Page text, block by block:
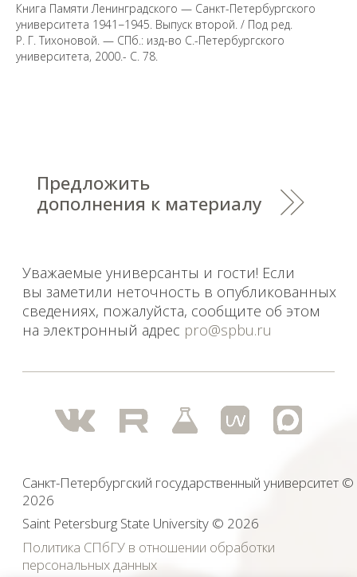
Книга Памяти Ленинградского — Санкт-Петербургского
университета 1941−1945. Выпуск второй. / Под ред.
Р. Г. Тихоновой. — СПб.: изд-во С.-Петербургского
университета, 2000.- С. 78.
Политика СПбГУ в отношении обработки
персональных данных
Saint Petersburg State University© 2026
2026